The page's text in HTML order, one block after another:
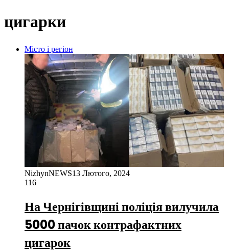
цигарки
Місто і регіон
NizhynNEWS13 Лютого, 2024
116
На Чернігівщині поліція вилучила
5000 пачок контрафактних
цигарок